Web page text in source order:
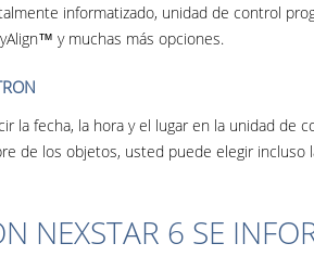
informatizado, unidad de control
y muchas más opciones.
la fecha, la hora y el lugar en la unidad de
de los objetos, usted puede elegir incluso
NEXSTAR 6 SE